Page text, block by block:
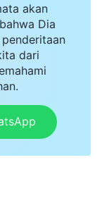
itu, ketika
aku
tidak
akan
Dia
dari